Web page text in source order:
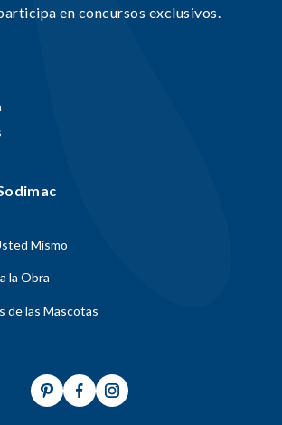
en concursos exclusivos.
Mismo
la Obra
de las Mascotas